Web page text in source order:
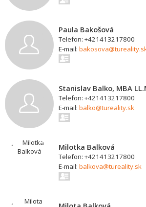
Paula Bakošová
Telefon: +421413217800
E-mail:
Stanislav Balko, MBA
Telefon: +421413217800
E-mail: balko@tureality.sk
Milotka Balková
Telefon: +421413217800
E-mail: balkova@tureality.sk